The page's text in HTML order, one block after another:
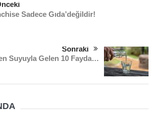
Sadece Gıda’değildir!
Sonraki
Suyuyla Gelen 10 Fayda…